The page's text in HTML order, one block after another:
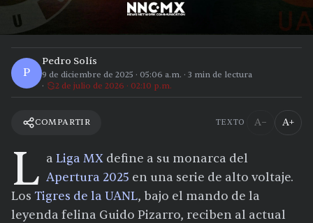
P
Pedro Solís
9 de diciembre de 2025 · 05:06 a.m. · 3 min de lectura
2 de julio de 2026 · 02:10 p.m.
COMPARTIR TEXTO A− A+
L a Liga MX define a su monarca del
Apertura 2025 en una serie de alto voltaje.
Los Tigres de la UANL, bajo el mando de la
leyenda felina Guido Pizarro, reciben al actual